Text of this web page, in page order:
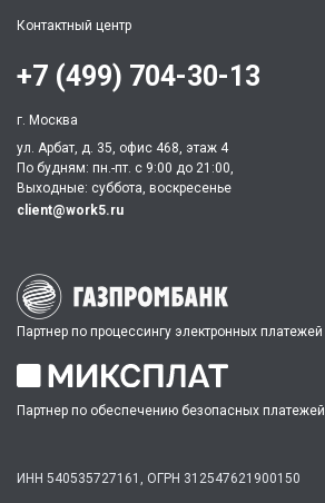
Партнер по процессингу электронных платежей
Партнер по обеспечению безопасных платежей
ИНН 540535727161, ОГРН 312547621900150
Контактный центр
+7 (499) 704-30-13
г. Москва
ул. Арбат, д. 35, офис 468, этаж 4
По будням: пн.-пт. c 9:00 до 21:00,
Выходные: суббота, воскресенье
client@work5.ru